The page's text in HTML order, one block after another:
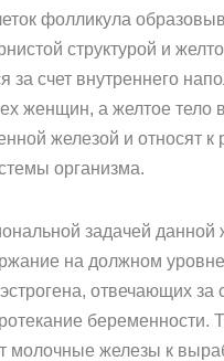
фолликула
структурой и
за счет внутреннего
женщин, а желтое тело
железой и относят к
организма.
задачей данной
на должном
отвечающих за
беременности.
молочные железы к